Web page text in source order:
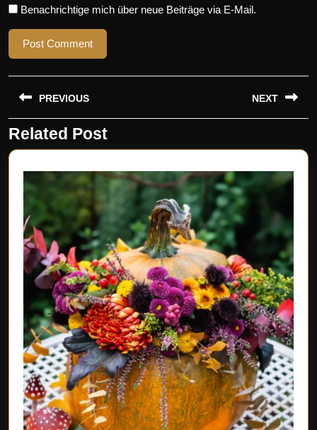
Benachrichtige mich über neue Beiträge via E-Mail.
Beitragsnavigation
PREVIOUS
Previous
post:
NEXT
post:
Related Post